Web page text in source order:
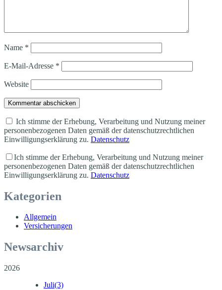
Name *
E-Mail-Adresse *
Website
Kommentar abschicken
Ich stimme der Erhebung, Verarbeitung und Nutzung meiner
personenbezogenen Daten gemäß der datenschutzrechtlichen
Einwilligungserklärung zu. Datenschutz
Ich stimme der Erhebung, Verarbeitung und Nutzung meiner
personenbezogenen Daten gemäß der datenschutzrechtlichen
Einwilligungserklärung zu. Datenschutz
Kategorien
Allgemein
Versicherungen
Newsarchiv
2026
Juli(3)